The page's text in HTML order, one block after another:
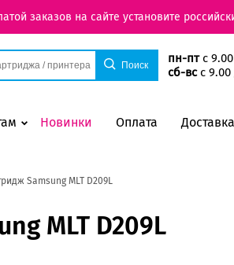
заказов на сайте установите
пн-птс
сб-всс 9.00
Новинки Оплата
Samsung MLT D209L
MLT D209L